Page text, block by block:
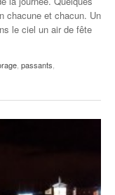
chacune et chacun. Un
le ciel un air de fête
passants